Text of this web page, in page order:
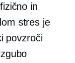
in
stres je
povzroči